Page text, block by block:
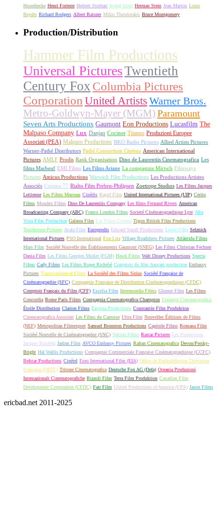
Hoorebecke Henri Forterre Herbert Stothart Irving Gertz Herman Stein Jean Marion Louis
Beydts Richard Rodgers Albert Raisner Mikis Theodorakis Bruce Montgomery
Production/Distribution
Hammer Film Productions
Universal PicturesTwentieth
Century Fox Columbia Pictures
Corporation United Artists Warner Bros.
Metro-Goldwyn-Mayer (MGM) Paramount
Seven Arts Productions Gaumont Eon Productions Lucasfilm The
Malpaso Company Lux Danjaq Cocinor Titanus Produzioni Europee
Associati (PEA) Malpaso Productions RKO Radio Pictures Allied Artists Pictures
Warner-Pathé Distributors Pathé Consortium Cinéma American International
Pictures AMLF Prodis Rank Organisation Dino de Laurentiis Cinematografica Les
films Marbeuf EMI Films Les Films Ariane La compagnie Mirisch Filmways
Pictures Amicus Productions Warwick Film Productions Les Productions Artistes
Associés Cinema 77 Rialto Film Preben-Philipsen Zoetrope Studios Les Films Jacques
Leitienne Les Films Marceau Cinédis Rapid Film United International Pictures (UIP) Cerito
Films Mondex Films Dino De Laurentiis Company Les films Fernand Rivers American
Broadcasting Company (ABC) Franco London Films Societé Cinématographique Lyre Alta
Vista Film Production Galatea Film Les Films Corona Tigon British Film Productions
Touchstone Pictures Avala Film Europrodis Edward Small Productions Leone Film Selznick
International Pictures PSO International Fox-Lira Village Roadshow Pictures Atlántida Films
Mars Film Société Nouvelle des Établissements Gaumont (SNEG) Les Films Christian Fechner
Dania Film Les Films Georges Muller (FGM) Hawk Films Walt Disney Productions Specta
Films Cady Films Les Films Roger Richebé Comptoir du film français production Embassy
Pictures Transcontinental Films La Société des Films Sirius Société Française de
Cinématographie (SFC) Compagnie Française de Distribution Cinématographique (CFDC)
Comptoir Français du Film (CFF) Excelsa Film Intermondia Films Glomer Film Les Films
Concordia Rome Paris Films Compagnia Cinematografica Champion Emmepi Cinematografica
Étoile Distribution Clarion Films Enigma Productions Constantin Film Produktion
Cinematografica Associati Les Films du Carrosse Ultra Film Nouvelles Éditions de Films
(NEF) Metropolitan Filmexport Samuel Bronston Productions Capitole Films Romana Film
Société Nouvelle de Cinématographie (SNC) Valoria Films Rastar Pictures Les Productions
Jacques Roitfeld Jadran Film AVCO Embassy Pictures Rafran Cinematografica Devon/Persky-
Bright Hal Wallis Productions Compagnie Commerciale Française Cinématographique (CCFC)
Belstar Productions Cinétel Euro International Film (EIA) Office de Radiodiffusion Télévision
Française (ORTF) Tritone Cinematografica Deutsche Fox AG (Defa) Oceania Produzioni
Internazionali Cinematografiche Rizzoli Film Terra Film Produktion Canadian Film
Development Corporation (CFDC) Fair Film United Productions of America (UPA) Jason Films
ericbad.net 2011-2025